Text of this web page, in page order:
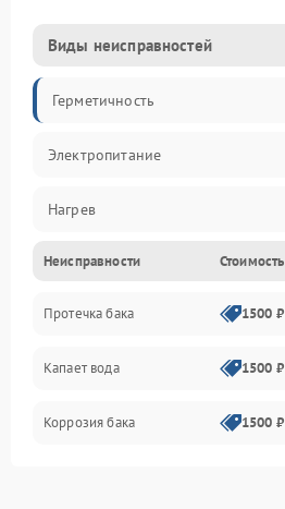
Виды неисправностей
Герметичность
Электропитание
Нагрев
Датчики
Механика
Неисправности Стоимость
Протечка бака 1500 ₽
Капает вода 1500 ₽
Коррозия бака 1500 ₽